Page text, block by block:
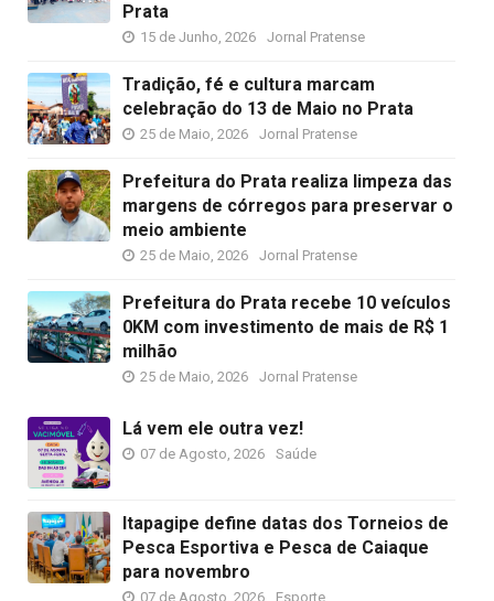
Prata
15 de Junho, 2026 Jornal Pratense
Tradição, fé e cultura marcam
celebração do 13 de Maio no Prata
25 de Maio, 2026 Jornal Pratense
Prefeitura do Prata realiza limpeza das
margens de córregos para preservar o
meio ambiente
25 de Maio, 2026 Jornal Pratense
Prefeitura do Prata recebe 10 veículos
0KM com investimento de mais de R$ 1
milhão
25 de Maio, 2026 Jornal Pratense
Lá vem ele outra vez!
07 de Agosto, 2026 Saúde
Itapagipe define datas dos Torneios de
Pesca Esportiva e Pesca de Caiaque
para novembro
07 de Agosto, 2026 Esporte